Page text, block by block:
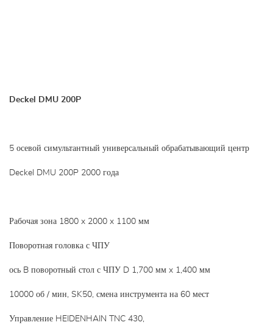
Deckel DMU 200P
5 осевой симультантный универсальный обрабатывающий центр
Deckel DMU 200P 2000 года
Рабочая зона 1800 x 2000 x 1100 мм
Поворотная головка с ЧПУ
ось B поворотный стол с ЧПУ D 1,700 мм x 1,400 мм
10000 об / мин, SK50, смена инструмента на 60 мест
Управление HEIDENHAIN TNC 430,